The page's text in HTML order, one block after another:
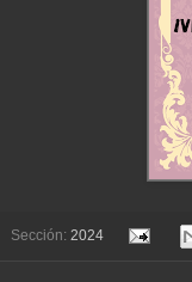
Sección: 2024